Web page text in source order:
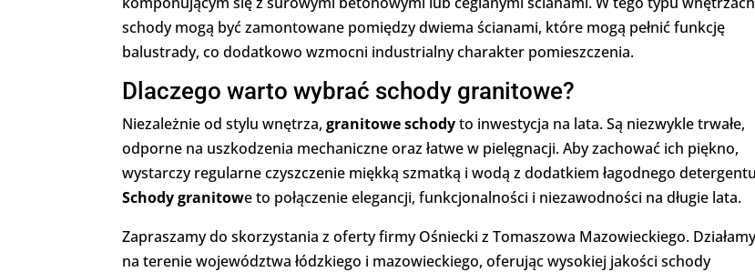
schody mogą być zamontowane pomiędzy dwiema ścianami, które mogą pełnić funkcję
balustrady, co dodatkowo wzmocni industrialny charakter pomieszczenia.
Dlaczego warto wybrać schody granitowe?
Niezależnie od stylu wnętrza,granitowe schodyto inwestycja na lata. Są niezwykle trwałe,
odporne na uszkodzenia mechaniczne oraz łatwe w pielęgnacji. Aby zachować ich piękno,
wystarczy regularne czyszczenie miękką szmatką i wodą z dodatkiem łagodnego
Schody granitowe to połączenie elegancji, funkcjonalności i niezawodności na długie lata.
Zapraszamy do skorzystania z oferty firmy Ośniecki z Tomaszowa Mazowieckiego.
na terenie województwa łódzkiego i mazowieckiego, oferując wysokiej jakości schody